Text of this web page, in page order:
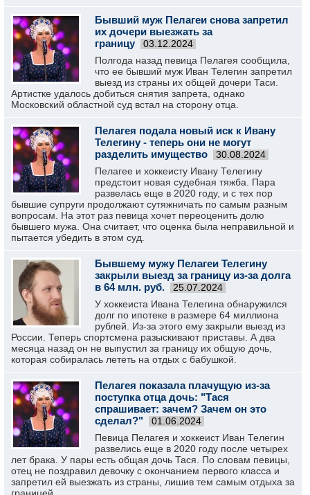
Бывший муж Пелагеи снова запретил
их дочери выезжать за
границу
03.12.2024
Полгода назад певица Пелагея сообщила,
что ее бывший муж Иван Телегин запретил
выезд из страны их общей дочери Таси.
Артистке удалось добиться снятия запрета, однако
Московский областной суд встал на сторону отца.
Пелагея подала новый иск к Ивану
Телегину - теперь они не могут
разделить имущество
30.08.2024
Пелагее и хоккеисту Ивану Телегину
предстоит новая судебная тяжба. Пара
развелась еще в 2020 году, и с тех пор
бывшие супруги продолжают сутяжничать по самым разным
вопросам. На этот раз певица хочет переоценить долю
бывшего мужа. Она считает, что оценка была неправильной и
пытается убедить в этом суд.
Бывшему мужу Пелагеи Телегину
закрыли выезд за границу из-за долга
в 64 млн. руб.
25.07.2024
У хоккеиста Ивана Телегина обнаружился
долг по ипотеке в размере 64 миллиона
рублей. Из-за этого ему закрыли выезд из
России. Теперь спортсмена разыскивают приставы. А два
месяца назад он не выпустил за границу их общую дочь,
которая собиралась лететь на отдых с бабушкой.
Пелагея показала плачущую из-за
поступка отца дочь: "Тася
спрашивает: зачем? Зачем он это
сделал?"
01.06.2024
Певица Пелагея и хоккеист Иван Телегин
развелись еще в 2020 году после четырех
лет брака. У пары есть общая дочь Тася. По словам певицы,
отец не поздравил девочку с окончанием первого класса и
запретил ей выезжать из страны, лишив тем самым отдыха за